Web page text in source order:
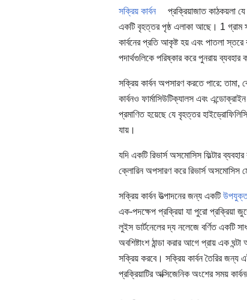
সক্রিয় কার্বন প্রক্রিয়াজাত কাঠকয়লা
একটি বৃহত্তর পৃষ্ঠ এলাকা আছে। 1 গ্রাম
কার্বনের প্রতি আকৃষ্ট হয় এবং পাতলা স্তরে
পদার্থগুলিকে পরিষ্কার করে পুনরায় ব্যবহার
সক্রিয় কার্বন অপসারণ করতে পারে: তামা,
কার্বনও ফার্মাসিউটিক্যালস এবং
প্রমাণিত হয়েছে যে বৃহত্তর
যায়।
যদি একটি রিভার্স অসমোসিস ফিল্টার
ক্লোরিন অপসারণ করে রিভার্স অসমোসিস
সক্রিয় কার্বন উত্পাদনের জন্য একটি
এক-পদক্ষেপ প্রক্রিয়া যা পুরো প্রক্রিয়া
লুইস ডার্টনেলের দ্য নলেজে বর্ণিত একটি
অবশিষ্টাংশ ঠান্ডা করার আগে প্রায় এক
সক্রিয় করবে। সক্রিয় কার্বন তৈরির
প্রক্রিয়াটির অক্সিজেনিক অংশের সময়